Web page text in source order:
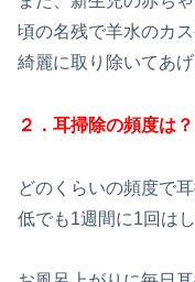
頃の名残で羊水のカ
綺麗に取り除いてあげ
２．耳掃除の頻度は？
どのくらいの頻度で
低でも1週間に1回は